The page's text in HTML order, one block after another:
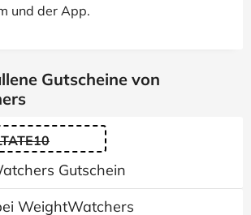
und der App.
Gutscheine von
Gutschein
WeightWatchers